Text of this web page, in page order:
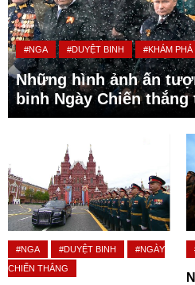
#NGA #DUYỆT BINH #KHÁM PHÁ
Những hình ảnh ấn
binh Ngày Chiến
#NGA #DUYỆT BINH
#NGÀY
CHIẾN THẮNG